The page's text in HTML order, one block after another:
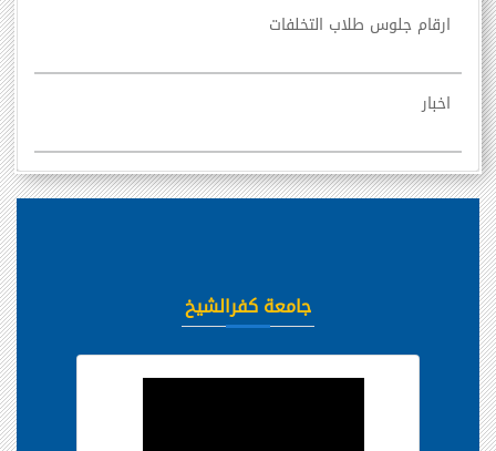
ارقام جلوس طلاب التخلفات
اخبار
جامعة كفرالشيخ